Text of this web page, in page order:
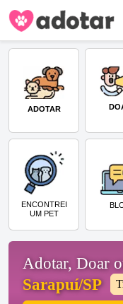
ADOTAR
ENCONTREI
UM PET
Adotar, Doar
Sarapuí/SP